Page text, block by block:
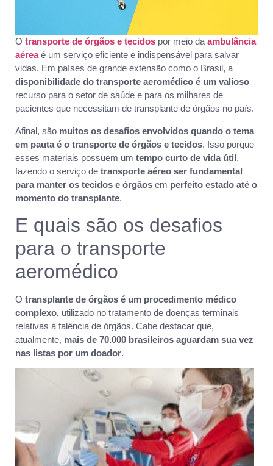
O transporte de órgãos e tecidos por meio da ambulância
aéreaé um serviço eficiente e indispensável para salvar
vidas. Em países de grande extensão como o Brasil, a
disponibilidade do transporte aeromédico é um valioso
recurso para o setor de saúde e para os milhares de
pacientes que necessitam de transplante de órgãos no país.
Afinal, são muitos os desafios envolvidos quando o tema
em pauta é o transporte de órgãos e tecidos. Isso porque
esses materiais possuem um tempo curto de vida útil,
fazendo o serviço de transporte aéreo ser fundamental
para manter os tecidos e órgãos em perfeito estado até o
momento do transplante.
E quais são os desafios
para o transporte
aeromédico
O transplante de órgãos é um procedimento médico
complexo, utilizado no tratamento de doenças terminais
relativas à falência de órgãos. Cabe destacar que,
atualmente, mais de 70.000 brasileiros aguardam sua vez
nas listas por um doador.